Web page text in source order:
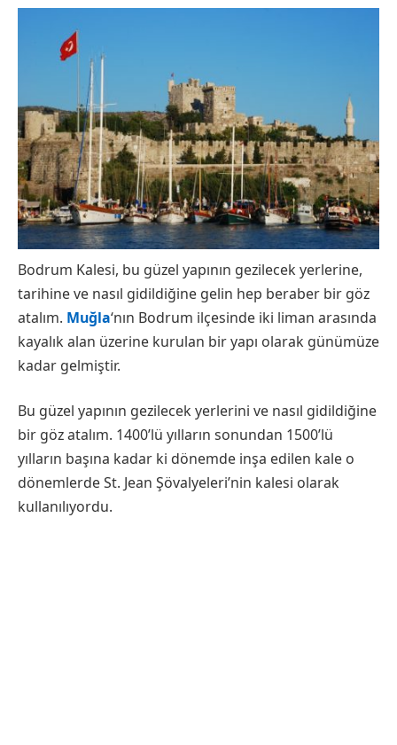
Bodrum Kalesi, bu güzel yapının gezilecek yerlerine,
tarihine ve nasıl gidildiğine gelin hep beraber bir göz
atalım. Muğla‘nın Bodrum ilçesinde iki liman arasında
kayalık alan üzerine kurulan bir yapı olarak günümüze
kadar gelmiştir.
Bu güzel yapının gezilecek yerlerini ve nasıl gidildiğine
bir göz atalım. 1400’lü yılların sonundan 1500’lü
yılların başına kadar ki dönemde inşa edilen kale o
dönemlerde St. Jean Şövalyeleri’nin kalesi olarak
kullanılıyordu.